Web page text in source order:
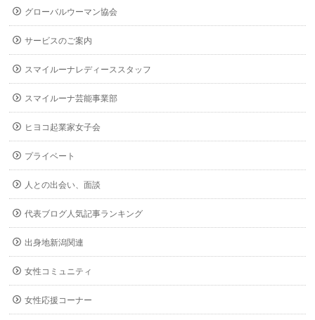
グローバルウーマン協会
サービスのご案内
スマイルーナレディーススタッフ
スマイルーナ芸能事業部
ヒヨコ起業家女子会
プライベート
人との出会い、面談
代表ブログ人気記事ランキング
出身地新潟関連
女性コミュニティ
女性応援コーナー